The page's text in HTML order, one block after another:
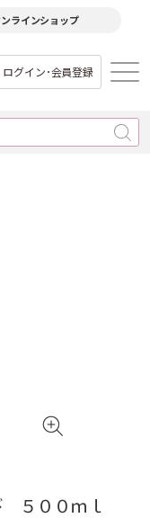
ラインショップ
ログイン･会員登録
５００ｍｌ